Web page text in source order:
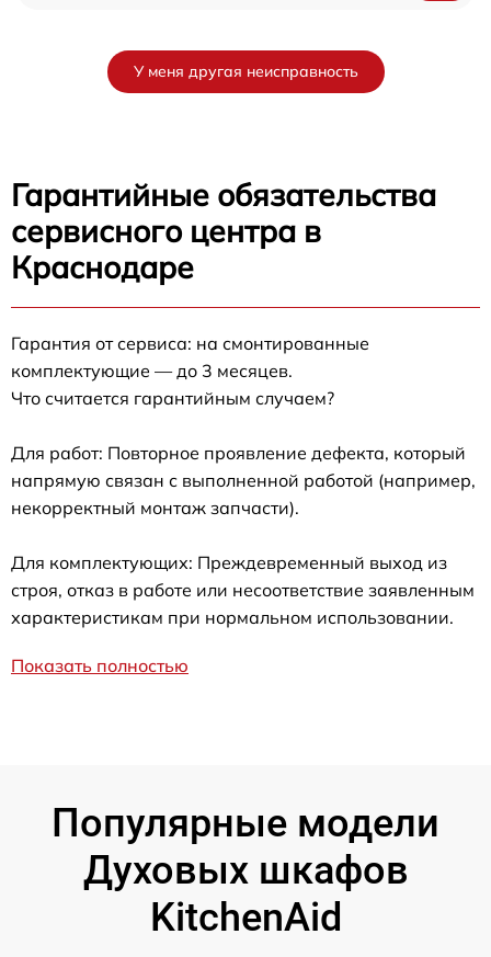
У меня другая неисправность
Гарантийные обязательства
сервисного центра в
Краснодаре
Гарантия от сервиса: на смонтированные
комплектующие — до 3 месяцев.
Что считается гарантийным случаем?
Для работ: Повторное проявление дефекта, который
напрямую связан с выполненной работой (например,
некорректный монтаж запчасти).
Для комплектующих: Преждевременный выход из
строя, отказ в работе или несоответствие заявленным
характеристикам при нормальном использовании.
Показать полностью
Популярные модели
Духовых шкафов
KitchenAid